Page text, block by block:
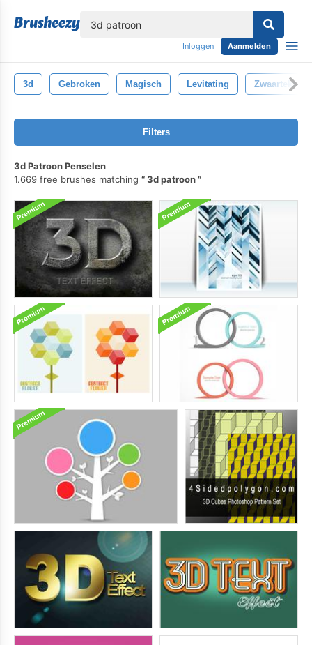
Inloggen Aanmelden
3d Gebroken Magisch Levitating
Filters
3d Patroon Penselen
1.669 free brushes matching
3d patroon